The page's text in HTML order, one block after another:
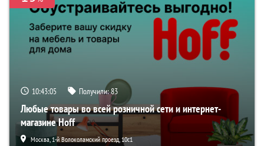
10:43:04 Получили:83
Любые товары во всей розничной сети и интернет-
магазине Hoff
Москва, 1-й Волоколамский проезд, 10с1